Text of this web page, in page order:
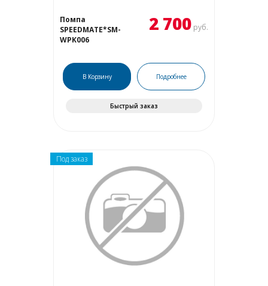
Помпа
SPEEDMATE*SM-
WPK006
2 700 руб.
В Корзину Подробнее
Быстрый заказ
Под заказ